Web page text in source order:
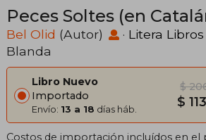
Peces Soltes (en
Bel Olid (Autor) · Litera
Blanda
Libro Nuevo
Importado
Envío: 13 a 18 días háb.
$
$
Costos de importación incluídos en el